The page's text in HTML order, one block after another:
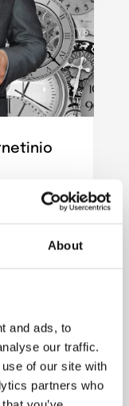
About
and ads, to
our traffic.
of our site with
partners who
apie